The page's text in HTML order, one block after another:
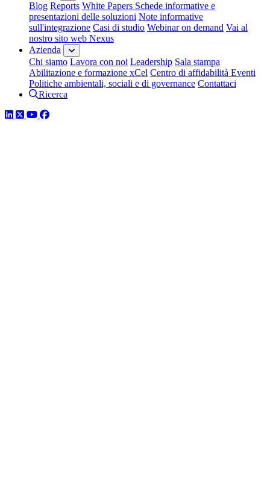
Blog Reports White Papers Schede informative e
presentazioni delle soluzioni Note informative
sull'integrazione Casi di studio Webinar on demand Vai al
nostro sito web Nexus
Azienda
Chi siamo Lavora con noi Leadership Sala stampa
Abilitazione e formazione xCel Centro di affidabilità Eventi
Politiche ambientali, sociali e di governance Contattaci
Ricerca
LinkedIn
TwitterYouTube
Facebook